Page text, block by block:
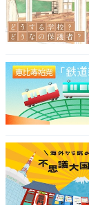
こちらもおすすめ